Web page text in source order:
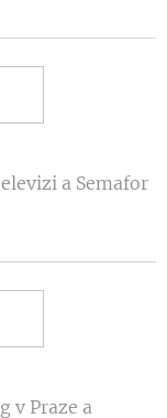
a Semafor
v Praze a